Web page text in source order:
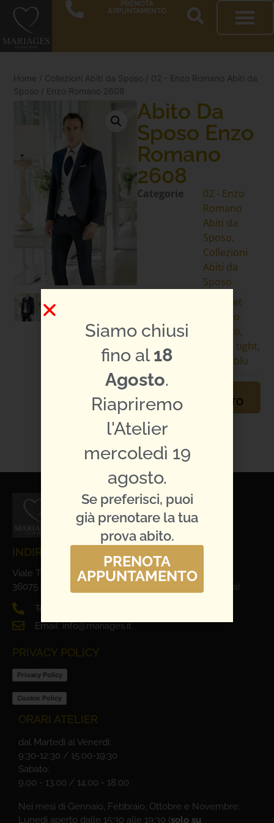
PRENOTA
APPUNTAMENTO
Home / Collezioni Abiti da Sposo / 02 - Enzo Romano Abiti da
Sposo / Enzo Romano 2608
Abito Da
Sposo Enzo
Romano
2608
Categorie
02 - Enzo
Romano
Abiti da
Sposo
Collezioni
Abiti da
Sposo
con gilet
argento
operato
mezzo tight
sposo blu
APPUNTAMENTO
TI PIACE L'ABITO?
CONDIVIDILO:
INDIRIZZO E CONTATTI
Viale Trieste, 1
36075 Alte Ceccato di Montecchio Maggiore (Vicenza)
Tel. 0444 698321
Email: info@mariages.it
PRIVACY POLICY
Privacy Policy
Cookie Policy
ORARI ATELIER
dal Martedì al Venerdì:
9:30-12:30 / 15:00-19:30
Sabato:
9.00 - 13.00 / 14.00 - 18.00
Nei mesi di Gennaio, Febbraio, Ottobre e Novembre:
Lunedì aperto dalle 15:30 alle 19:30 (solo su
Siamo chiusi
fino al18
Agosto.
Riapriremo
l'Atelier
mercoledì 19
agosto.
Se preferisci, puoi
già prenotare la tua
prova abito.
PRENOTA
APPUNTAMENTO